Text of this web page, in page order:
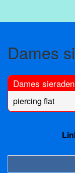
Dames
Dames sieraden
piercing flat